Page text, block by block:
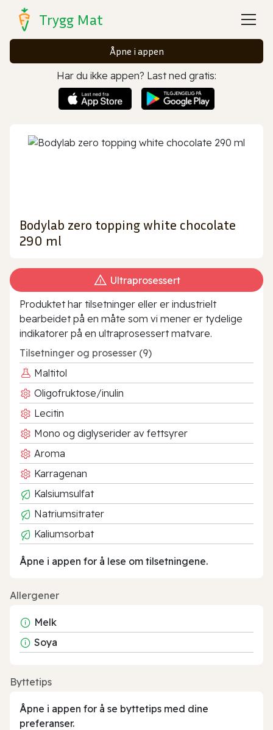
Trygg Mat
Åpne i appen
Har du ikke appen? Last ned gratis:
Bodylab zero topping white chocolate
290 ml
Ultraprosessert
Produktet har tilsetninger eller er industrielt
bearbeidet på en måte som vi mener er tydelige
indikatorer på en ultraprosessert matvare.
Tilsetninger og prosesser (9)
Maltitol
Oligofruktose/inulin
Lecitin
Mono og diglyserider av fettsyrer
Aroma
Karragenan
Kalsiumsulfat
Natriumsitrater
Kaliumsorbat
Åpne i appen for å lese om tilsetningene.
Allergener
Melk
Soya
Byttetips
Åpne i appen for å se byttetips med dine
preferanser.